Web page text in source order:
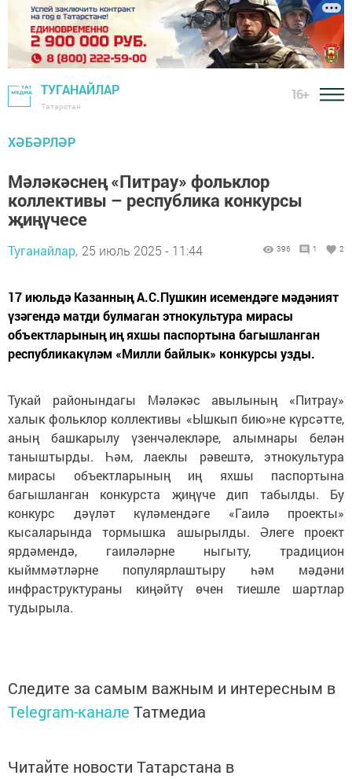
ТУГАНАЙЛАР
Татарстан
16+
ХӘБӘРЛӘР
Мәләкәснең «Питрау» фольклор
коллективы – республика конкурсы
җиңүчесе
Туганайлар, 25 июль 2025 - 11:44 396 1 2
17 июльдә Казанның А.С.Пушкин исемендәге мәдәният
үзәгендә матди булмаган этнокультура мирасы
объектларының иң яхшы паспортына багышланган
республикакүләм «Милли байлык» конкурсы узды.
Тукай районындагы Мәләкәс авылының «Питрау»
халык фольклор коллективы «Ышкып бию»не күрсәтте,
аның башкарылу үзенчәлекләре, алымнары белән
таныштырды. Һәм, лаеклы рәвештә, этнокультура
мирасы объектларының иң яхшы паспортына
багышланган конкурста җиңүче дип табылды. Бу
конкурс дәүләт күләмендәге «Гаилә проекты»
кысаларында тормышка ашырылды. Әлеге проект
ярдәмендә, гаиләләрне ныгыту, традицион
кыйммәтләрне популярлаштыру һәм мәдәни
инфраструктураны киңәйтү өчен тиешле шартлар
тудырыла.
Следите за самым важным и интересным в
Telegram-канале Татмедиа
Читайте новости Татарстана в